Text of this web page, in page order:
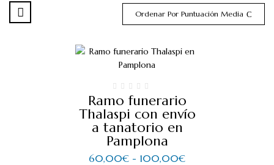
Ordenar Por Puntuación Media
Ramo funerario
Thalaspi con envío
a tanatorio en
Pamplona
60,00€ - 100,00€